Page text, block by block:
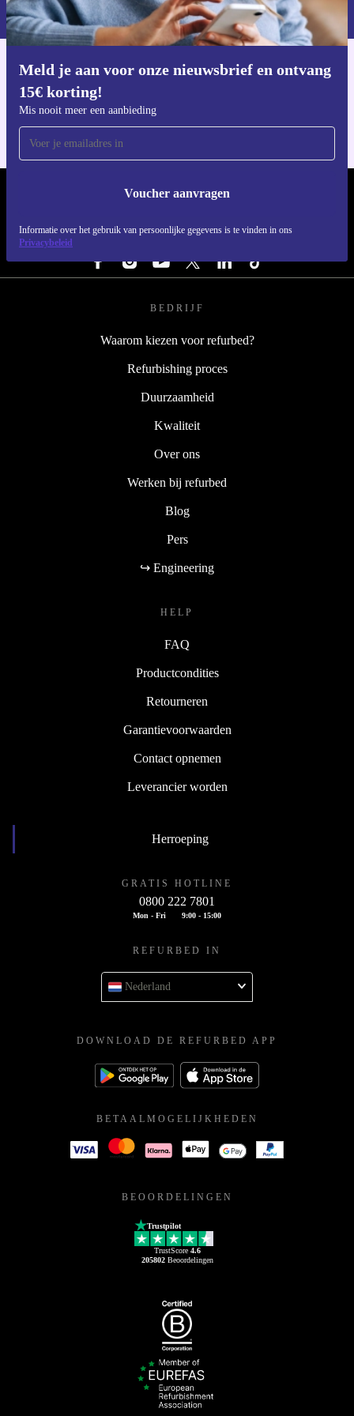
12 maanden garantie en je hebt 30 dagen gratis
retourrecht. Zo fiets je zonder zorgen én met vertrouwen
de toekomst tegemoet. 🚲
Meld je aan voor onze nieuwsbrief en ontvang
15€ korting!
Mis nooit meer een aanbieding
Voucher aanvragen
Informatie over het gebruik van persoonlijke gegevens is te vinden in ons
Privacybeleid
privacybeleid
Download de refurbed app
REFURBED NEDERLAND - RETHINK NEW.
VOLG ONS
BEDRIJF
Waarom kiezen voor refurbed?
Refurbishing proces
Duurzaamheid
Kwaliteit
Over ons
Werken bij refurbed
Blog
Pers
↪ Engineering
HELP
FAQ
Productcondities
Retourneren
Garantievoorwaarden
Contact opnemen
Leverancier worden
Herroeping
GRATIS HOTLINE
0800 222 7801
Mon - Fri 9:00 - 15:00
REFURBED IN
Nederland
DOWNLOAD DE REFURBED APP
BETAALMOGELIJKHEDEN
BEOORDELINGEN
Trustpilot
TrustScore 4.6
205802Beoordelingen